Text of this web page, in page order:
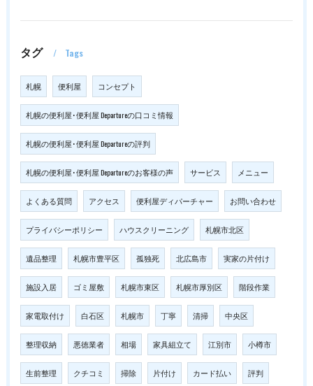
タグ Tags
札幌 便利屋 コンセプト
札幌の便利屋･便利屋 Departureの口コミ情報
札幌の便利屋･便利屋 Departureの評判
札幌の便利屋･便利屋 Departureのお客様の声 サービス メニュー
よくある質問 アクセス 便利屋ディパーチャー お問い合わせ
プライバシーポリシー ハウスクリーニング 札幌市北区
遺品整理 札幌市豊平区 孤独死 北広島市 実家の片付け
施設入居 ゴミ屋敷 札幌市東区 札幌市厚別区 階段作業
家電取付け 白石区 札幌市 丁寧 清掃 中央区
整理収納 悪徳業者 相場 家具組立て 江別市 小樽市
生前整理 クチコミ 掃除 片付け カード払い 評判